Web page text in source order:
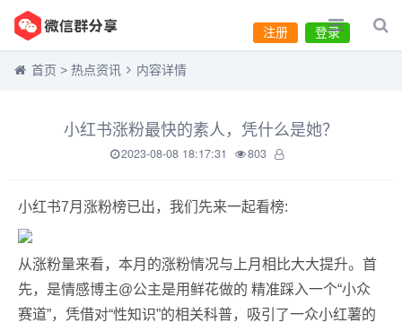
登录
注册
首页 > 热点资讯 内容详情
小红书涨粉最快的素人，凭什么是她？
2023-08-08 18:17:31 803
小红书7月涨粉榜已出，我们先来一起看榜:
从涨粉量来看，本月的涨粉情况与上月相比大大提升。首
先，是情感博主@公主是用鲜花做的 精准踩入一个“小众
赛道”，凭借对“性知识”的相关科普，吸引了一众小红薯的